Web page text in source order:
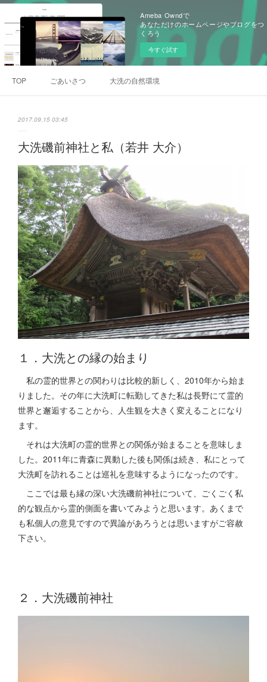
Ameba Owndで
あなただけのホームページやブログをつ
くろう
今すぐ試す
TOP ごあいさつ 大洗の自然環境
2017.09.15 03:45
大洗磯前神社と私（若井 大介）
１．大洗との縁の始まり
私の霊的世界との関わりは比較的新しく、2010年から始ま
りました。その年に大洗町に転勤してきた私は長野にて霊的
世界と邂逅することから、人生観を大きく変えることになり
ます。
それは大洗町の霊的世界との関係が始まることを意味しま
した。2011年に青森に異動した後も関係は続き、私にとって
大洗町を訪れることは巡礼を意味するようになったのです。
ここでは最も縁の深い大洗磯前神社について、ごくごく私
的な観点から霊的側面を書いてみようと思います。あくまで
も私個人の意見ですので異論があろうとは思いますがご容赦
下さい。
２．大洗磯前神社